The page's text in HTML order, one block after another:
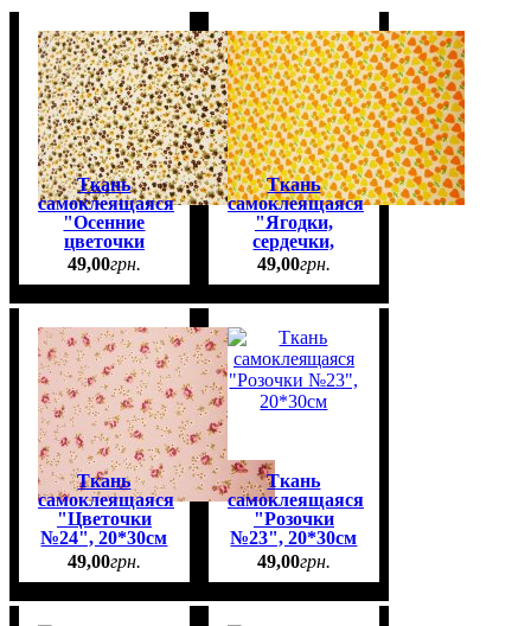
Ткань
самоклеящаяся
"Осенние
цветочки
№28", 20*30см
49,00грн.
Ткань
самоклеящаяся
"Ягодки,
сердечки,
№17", 20*30см
49,00грн.
Ткань
самоклеящаяся
"Цветочки
№24", 20*30см
49,00грн.
Ткань
самоклеящаяся
"Розочки
№23", 20*30см
49,00грн.